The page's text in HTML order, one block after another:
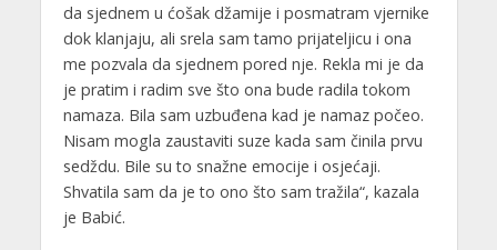
da sjednem u ćošak džamije i posmatram vjernike
dok klanjaju, ali srela sam tamo prijateljicu i ona
me pozvala da sjednem pored nje. Rekla mi je da
je pratim i radim sve što ona bude radila tokom
namaza. Bila sam uzbuđena kad je namaz počeo.
Nisam mogla zaustaviti suze kada sam činila prvu
sedždu. Bile su to snažne emocije i osjećaji.
Shvatila sam da je to ono što sam tražila“, kazala
je Babić.